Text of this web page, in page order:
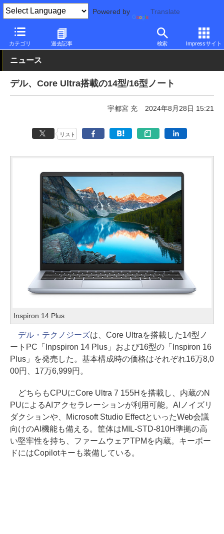
Powered by Translate
カテゴリ 過去記事 検索 Impressサイト
PC Watch パソコン/タブレット/スマートフォン ノートパソコン
ニュース
デル、Core Ultra搭載の14型/16型ノート
宇都宮 充 2024年8月28日 15:21
リスト
Inspiron 14 Plus
デル・テクノジーズは、Core Ultraを搭載した14型ノ
ートPC「Inpspiron 14 Plus」および16型の「Inspiron 16
Plus」を発売した。基本構成時の価格はそれぞれ16万8,0
00円、17万6,999円。
どちらもCPUにCore Ultra 7 155Hを搭載し、内蔵のN
PUによるAIアクセラレーションが利用可能。AIノイズリ
ダクションや、Microsoft Studio EffectといったWeb会議
向けのAI機能も備える。筐体はMIL-STD-810H準拠の高
い堅牢性を持ち、ファームウェアTPMを内蔵。キーボー
ドにはCopilotキーも装備している。